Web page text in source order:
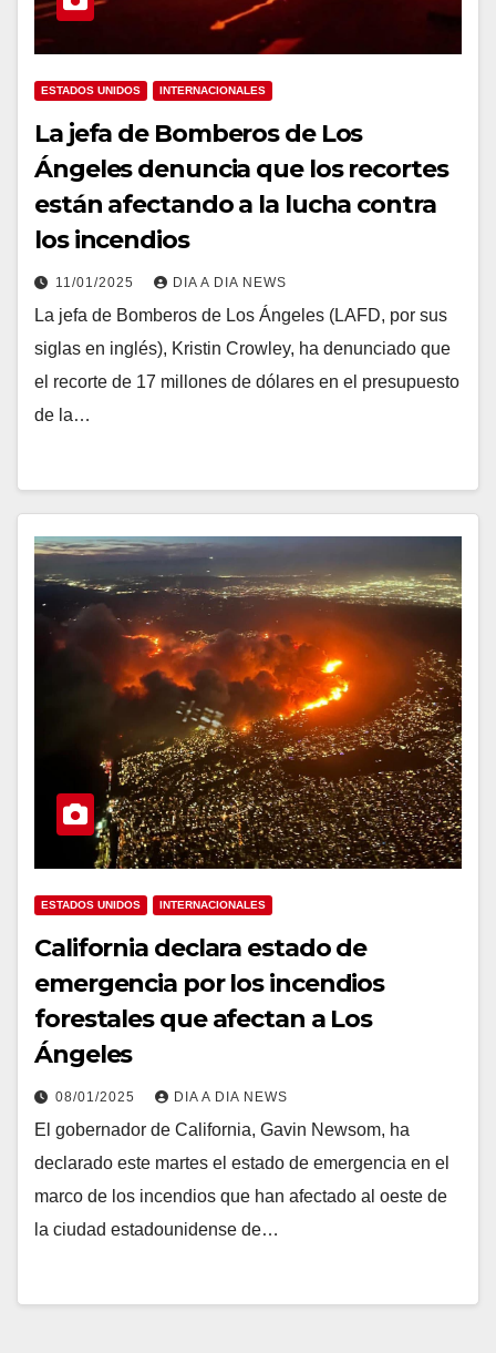
ESTADOS UNIDOS INTERNACIONALES
La jefa de Bomberos de Los
Ángeles denuncia que los recortes
están afectando a la lucha contra
los incendios
11/01/2025 DIA A DIA NEWS
La jefa de Bomberos de Los Ángeles (LAFD, por sus
siglas en inglés), Kristin Crowley, ha denunciado que
el recorte de 17 millones de dólares en el presupuesto
de la…
ESTADOS UNIDOS INTERNACIONALES
California declara estado de
emergencia por los incendios
forestales que afectan a Los
Ángeles
08/01/2025 DIA A DIA NEWS
El gobernador de California, Gavin Newsom, ha
declarado este martes el estado de emergencia en el
marco de los incendios que han afectado al oeste de
la ciudad estadounidense de…